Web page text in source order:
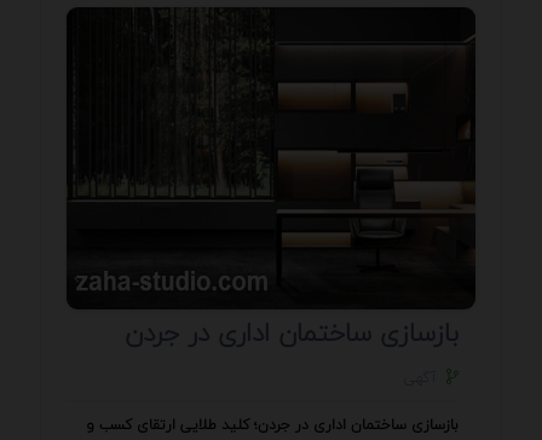
بازسازی ساختمان اداری در جردن
بازسازی ساختمان اداری در جردن؛ کلید طلایی ارتقای کسب و